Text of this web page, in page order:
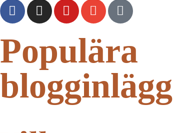
Populära
blogginlägg